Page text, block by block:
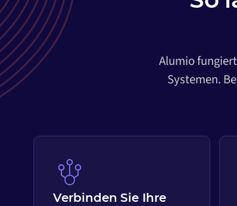
Alumio
Systemen.
Verbinden Sie Ihre